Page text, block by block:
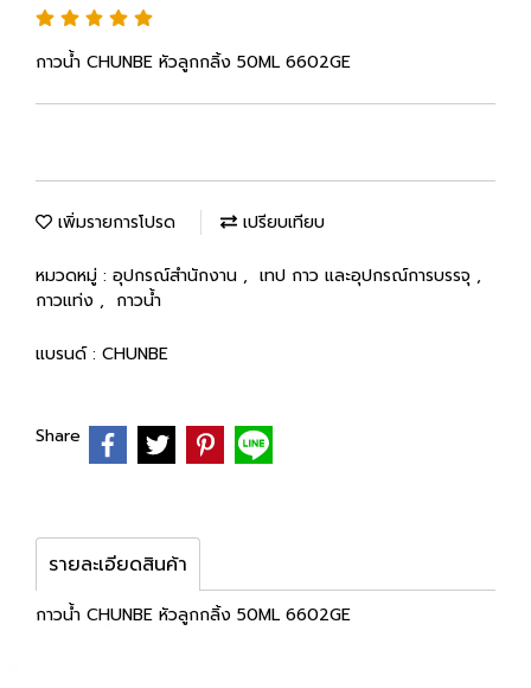
กาวน้ำ CHUNBE หัวลูกกลิ้ง 50ML 6602GE
เพิ่มรายการโปรด เปรียบเทียบ
หมวดหมู่ : อุปกรณ์สำนักงาน , เทป กาว และอุปกรณ์การบรรจุ ,
กาวแท่ง , กาวน้ำ
แบรนด์ : CHUNBE
Share
รายละเอียดสินค้า
กาวน้ำ CHUNBE หัวลูกกลิ้ง 50ML 6602GE